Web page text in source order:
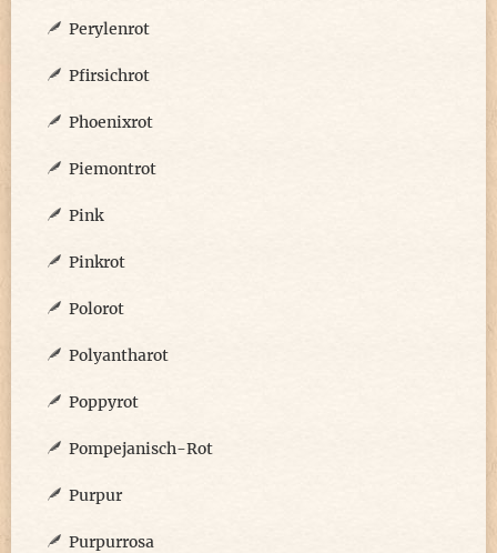
Perylenrot
Pfirsichrot
Phoenixrot
Piemontrot
Pink
Pinkrot
Polorot
Polyantharot
Poppyrot
Pompejanisch-Rot
Purpur
Purpurrosa